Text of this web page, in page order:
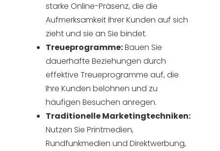
starke Online-Präsenz, die die
Aufmerksamkeit Ihrer Kunden auf sich
zieht und sie an Sie bindet.
Treueprogramme:Bauen Sie
dauerhafte Beziehungen durch
effektive Treueprogramme auf, die
Ihre Kunden belohnen und zu
häufigen Besuchen anregen.
Traditionelle Marketingtechniken:
Nutzen Sie Printmedien,
Rundfunkmedien und Direktwerbung,